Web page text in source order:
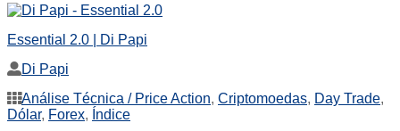
Essential 2.0 | Di Papi
Di Papi
Análise Técnica / Price Action, Criptomoedas, Day Trade,
Dólar, Forex, Índice